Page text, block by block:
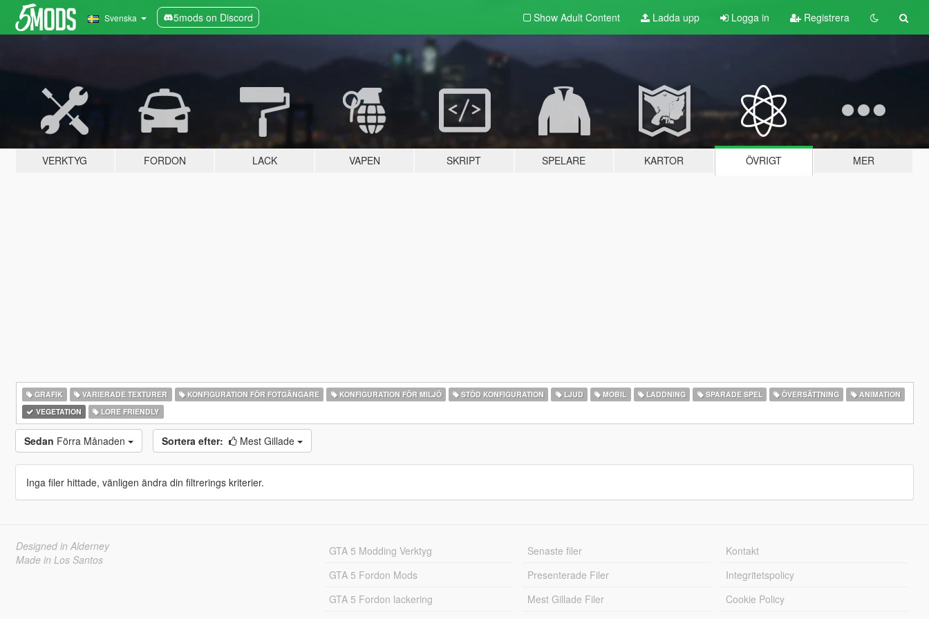
Svenska 5mods on Discord Show Adult Content Ladda upp Logga in Registrera
VERKTYG FORDON LACK VAPEN SKRIPT SPELARE KARTOR ÖVRIGT MER
GRAFIK VARIERADE TEXTURER KONFIGURATION FÖR FOTGÄNGARE KONFIGURATION FÖR MILJÖ STÖD KONFIGURATION LJUD MOBIL LADDNING SPARADE SPEL ÖVERSÄTTNING
ANIMATION
VEGETATION
LORE FRIENDLY
Sedan Förra Månaden Sortera efter: Mest Gillade
Inga filer hittade, vänligen ändra din filtrerings kriterier.
Designed in Alderney
Made in Los Santos
GTA 5 Modding Verktyg
GTA 5 Fordon Mods
GTA 5 Fordon lackering
Senaste filer
Presenterade Filer
Mest Gillade Filer
Kontakt
Integritetspolicy
Cookie Policy